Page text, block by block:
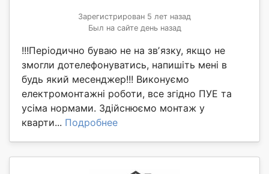
Зарегистрирован 5 лет назад
Был на сайте день назад
!!!Періодично буваю не на звʼязку, якщо не
змогли дотелефонуватись, напишіть мені в
будь який месенджер!!! Виконуємо
електромонтажні роботи, все згідно ПУЕ та
усіма нормами. Здійснюємо монтаж у
кварти... Подробнее